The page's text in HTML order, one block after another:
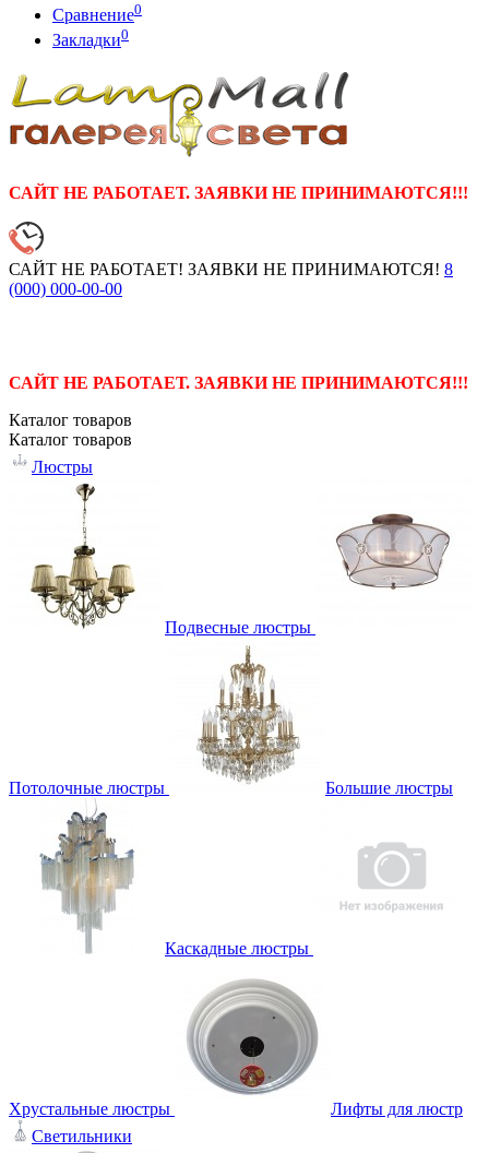
Сравнение0
Закладки0
САЙТ НЕ РАБОТАЕТ. ЗАЯВКИ НЕ ПРИНИМАЮТСЯ!!!
САЙТ НЕ РАБОТАЕТ! ЗАЯВКИ НЕ ПРИНИМАЮТСЯ! 8
(000) 000-00-00
САЙТ НЕ РАБОТАЕТ. ЗАЯВКИ НЕ ПРИНИМАЮТСЯ!!!
Каталог товаров
Каталог товаров
Люстры
Подвесные люстры
Потолочные люстры Большие люстры
Каскадные люстры
Хрустальные люстры
Лифты для люстр
Светильники